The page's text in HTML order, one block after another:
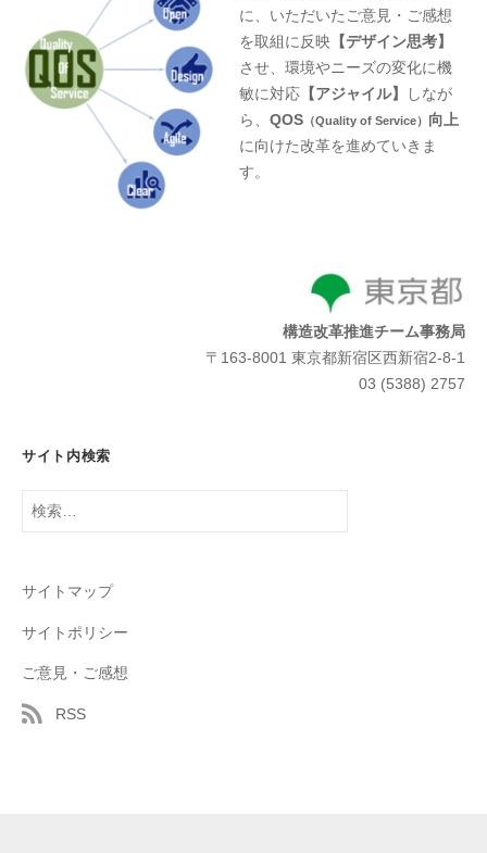
に、いただいたご意見・ご感想
を取組に反映 【デザイン思考】
させ、環境やニーズの変化に機
敏に対応 【アジャイル】
しなが
ら、QOS （Quality of Service） 向上
に向けた改革を進めていきま
す。
構造改革推進チーム事務局
〒163-8001 東京都新宿区西新宿2-8-1
03 (5388) 2757
サイト内検索
検
サイトマップ
サイトポリシー
ご意見・ご感想
RSS